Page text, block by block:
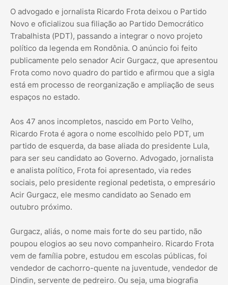
O advogado e jornalista Ricardo Frota deixou o Partido
Novo e oficializou sua filiação ao Partido Democrático
Trabalhista (PDT), passando a integrar o novo projeto
político da legenda em Rondônia. O anúncio foi feito
publicamente pelo senador Acir Gurgacz, que apresentou
Frota como novo quadro do partido e afirmou que a sigla
está em processo de reorganização e ampliação de seus
espaços no estado.
Aos 47 anos incompletos, nascido em Porto Velho,
Ricardo Frota é agora o nome escolhido pelo PDT, um
partido de esquerda, da base aliada do presidente Lula,
para ser seu candidato ao Governo. Advogado, jornalista
e analista político, Frota foi apresentado, via redes
sociais, pelo presidente regional pedetista, o empresário
Acir Gurgacz, ele mesmo candidato ao Senado em
outubro próximo.
Gurgacz, aliás, o nome mais forte do seu partido, não
poupou elogios ao seu novo companheiro. Ricardo Frota
vem de família pobre, estudou em escolas públicas, foi
vendedor de cachorro-quente na juventude, vendedor de
Dindin, servente de pedreiro. Ou seja, uma biografia